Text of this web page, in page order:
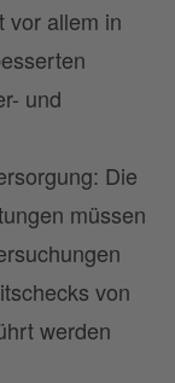
vor allem in
und
Die
müssen
von
werden